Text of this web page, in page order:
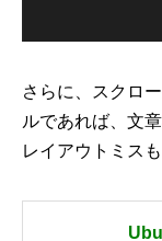
さらに、スクロ
ルであれば、文
レイアウトミス